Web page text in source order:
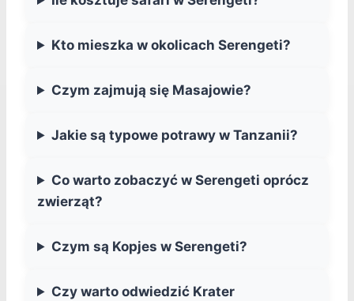
Kto mieszka w okolicach Serengeti?
Czym zajmują się Masajowie?
Jakie są typowe potrawy w Tanzanii?
Co warto zobaczyć w Serengeti oprócz
zwierząt?
Czym są Kopjes w Serengeti?
Czy warto odwiedzić Krater